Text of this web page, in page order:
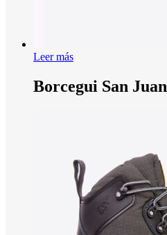
Leer más
Borcegui San Juan